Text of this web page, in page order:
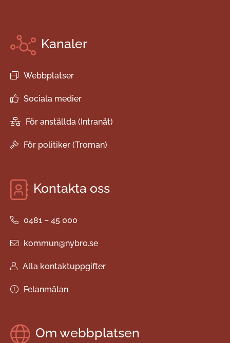
Kanaler
Webbplatser
Sociala medier
För anställda (Intranät)
För politiker (Troman)
Kontakta oss
0481 – 45 000
kommun@nybro.se
Alla kontaktuppgifter
Felanmälan
Om webbplatsen